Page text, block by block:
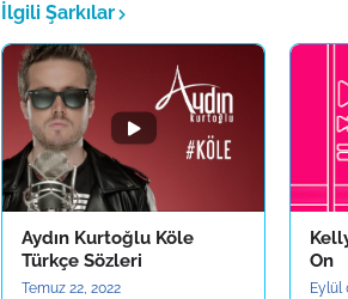
İlgili Şarkılar
Aydın Kurtoğlu Köle
Türkçe Sözleri
Temuz 22, 2022
On
Eylül